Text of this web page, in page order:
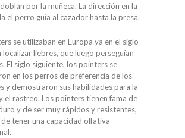
por la muñeca. La dirección en la
el perro guía al cazador hasta la presa.
se utilizaban en Europa ya en el siglo
localizar liebres, que luego perseguían
El siglo siguiente, los pointers se
en los perros de preferencia de los
y demostraron sus habilidades para la
el rastreo. Los pointers tienen fama de
y de ser muy rápidos y resistentes,
tener una capacidad olfativa